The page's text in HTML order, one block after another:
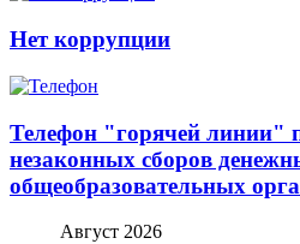
Нет коррупции
Телефон "горячей линии"
незаконных сборов
общеобразовательных
Август 2026